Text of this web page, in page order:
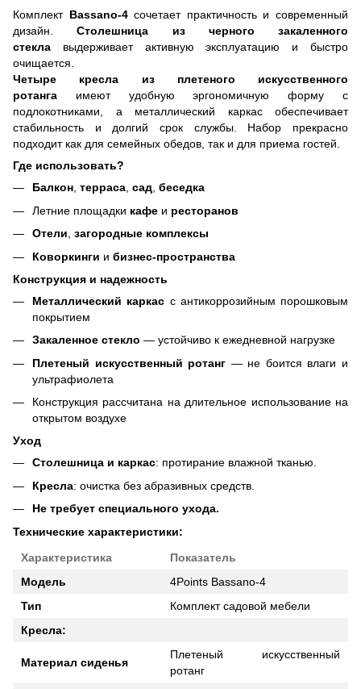
Комплект Bassano-4сочетает практичность и современный
дизайн.Столешница из черного закаленного
стекла выдерживает активную эксплуатацию и быстро
очищается.
Четыре кресла из плетеного искусственного
ротанга имеют удобную эргономичную форму с
подлокотниками, а металлический каркас обеспечивает
стабильность и долгий срок службы. Набор прекрасно
подходит как для семейных обедов, так и для приема гостей.
Где использовать?
Балкон, терраса, сад, беседка
Летние площадки кафе и ресторанов
Отели загородные комплексы
Коворкинги и бизнес-пространства
Конструкция и надежность
Металлический каркас с антикоррозийным порошковым
покрытием
Закаленное стекло — устойчиво к ежедневной нагрузке
Плетеный искусственный ротанг — не боится влаги и
ультрафиолета
Конструкция рассчитана на длительное использование на
открытом воздухе
Уход
Столешница и каркас: протирание влажной тканью.
Кресла: очистка без абразивных средств.
Не требует специального ухода.
Технические характеристики:
Характеристика
Показатель
Модель
4Points Bassano-4
Тип
Комплект садовой мебели
Кресла:
Материал сиденья
Плетеный искусственный
ротанг